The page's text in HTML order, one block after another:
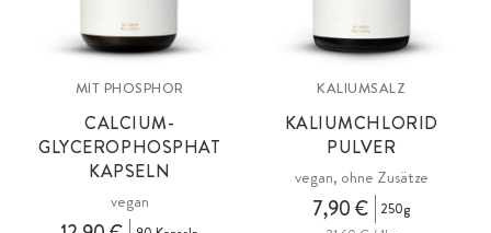
MIT PHOSPHOR
CALCIUM-
GLYCEROPHOSPHAT
KAPSELN
vegan
KALIUMSALZ
KALIUMCHLORID
PULVER
vegan, ohne Zusätze
7,90 €
250g